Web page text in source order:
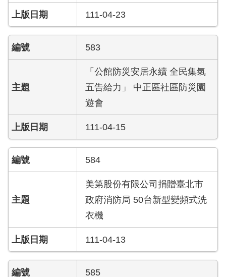
政
府
訊
公
公
公
開
專
區
統
資
料
音
專
區
111-04-23
583
「公館防災安居永續 全民集氣
五告給力」 中正區社區防災園
遊會
111-04-15
584
美第股份有限公司捐贈臺北市
政府消防局 50台新型變頻式洗
衣機
111-04-13
585